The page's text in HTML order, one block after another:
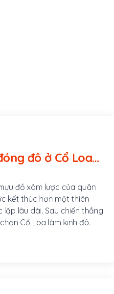
đô ở Cổ Loa
đồ xâm lược của quân
kết thúc hơn một thiên
lâu dài. Sau chiến thắng
Cổ Loa làm kinh đô.